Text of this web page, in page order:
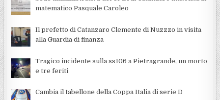
matematico Pasquale Caroleo
Il prefetto di Catanzaro Clemente di Nuzzzo in visita
alla Guardia di finanza
Tragico incidente sulla ss106 a Pietragrande, un morto
e tre feriti
Cambia il tabellone della Coppa Italia di serie D